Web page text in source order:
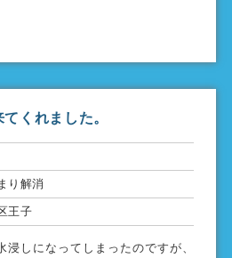
くれました。
り解消
王子
浸しになってしまったのですが、